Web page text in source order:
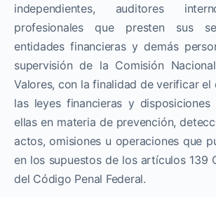
independientes, auditores
profesionales que presten sus
entidades financieras y demás
supervisión de la Comisión
Valores, con la finalidad de verificar el
las leyes financieras y disposiciones
ellas en materia de prevención,
actos, omisiones u operaciones que
en los supuestos de los artículos 139
del Código Penal Federal.